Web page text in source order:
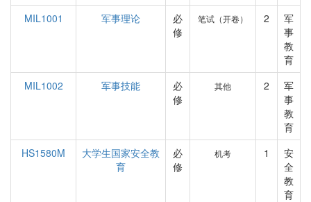
MIL1001
军事理论
必
修
笔试（开卷） 2
军
事
教
育
MIL1002
军事技能
必
修
其他 2
军
事
教
育
HS1580M
大学生国家安全教
育
必
修
机考 1
安
全
教
育